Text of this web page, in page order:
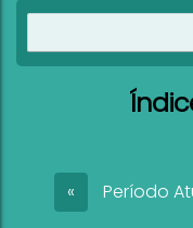
« Período